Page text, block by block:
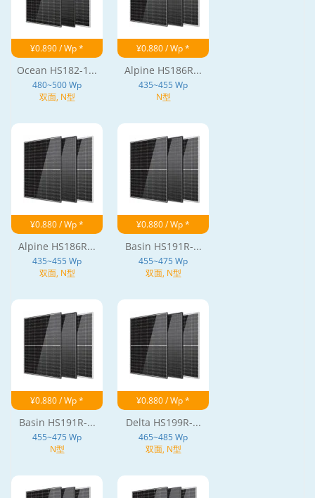
¥0.890 / Wp *
Ocean HS182-1...
480~500 Wp
双面, N型
¥0.880 / Wp *
Alpine HS186R...
435~455 Wp
N型
¥0.880 / Wp *
Alpine HS186R...
435~455 Wp
双面, N型
¥0.880 / Wp *
Basin HS191R-...
455~475 Wp
双面, N型
¥0.880 / Wp *
Basin HS191R-...
455~475 Wp
N型
¥0.880 / Wp *
Delta HS199R-...
465~485 Wp
双面, N型